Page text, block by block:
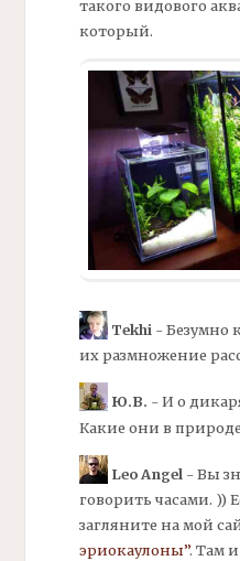
такого видового
который.
Tekhi- Безумно
их размножение
Ю.В. - И о
Какие они в
Leo Angel - Вы
говорить часами. ))
загляните на мой
эриокаулоны”. Там